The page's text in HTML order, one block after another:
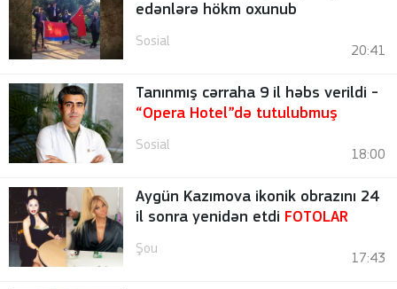
edənlərə hökm oxunub
Sosial
20:41
Tanınmış cərraha 9 il həbs verildi -
“Opera Hotel”də tutulubmuş
Sosial
18:00
Aygün Kazımova ikonik obrazını 24
il sonra yenidən etdi FOTOLAR
Şou
17:43